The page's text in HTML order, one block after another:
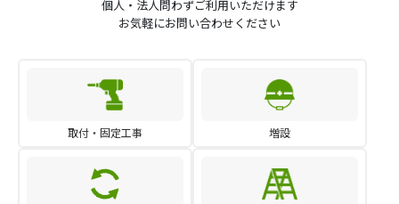
個人・法人問わずご利用いただけます
お気軽にお問い合わせください
取付・固定工事 増設